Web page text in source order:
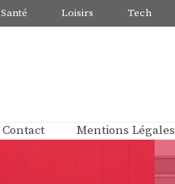
Santé Loisirs Tech
Contact Mentions Légales